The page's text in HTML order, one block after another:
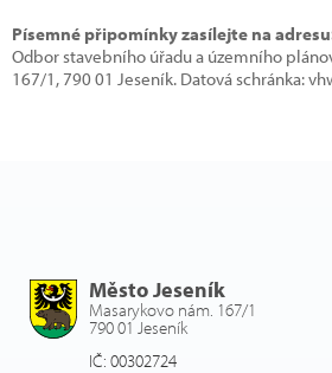
Písemné připomínky zasílejte na
Odbor stavebního úřadu a územního
167/1, 790 01 Jeseník. Datová schránka:
Město Jeseník
Masarykovo nám. 167/1
790 01 Jeseník
IČ: 00302724